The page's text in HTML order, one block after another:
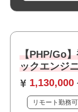
【PHP/Go
ックエンジ
1,130,000
リモート勤務可
おすすめ
・駅近でアクセ
・複数路線が利
・オフィスは
・周辺に飲食
・最新設備の
・Git、Linuxコマ
・PHPバージョン
・AWSでサーバ
・仮想ローカル